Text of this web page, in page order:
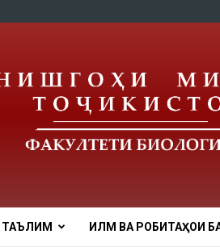
ТАЪЛИМ ИЛМ ВА РОБИТАҲОИ